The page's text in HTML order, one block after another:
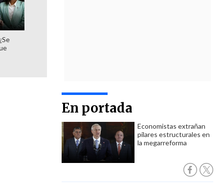
En portada
Economistas extrañan
pilares estructurales en
la megarreforma